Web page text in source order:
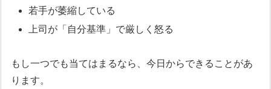
若手が萎縮している
上司が「自分基準」で厳しく怒る
もし一つでも当てはまるなら、今日からできることがあ
ります。